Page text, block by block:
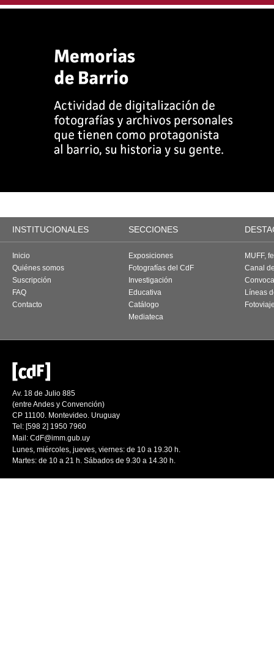
INSTITUCIONALES SECCIONES
Inicio
Quiénes somos
Suscripción
FAQ
Contacto
Exposiciones
Fotografías del CdF
Investigación
Educativa
Catálogo
Mediateca
MUFF,
Canal
Líneas
Av. 18 de Julio 885
(entre Andes y Convención)
CP 11100. Montevideo. Uruguay
Tel: [598 2] 1950 7960
Mail: CdF@imm.gub.uy
Lunes, miércoles, jueves, viernes: de 10 a 19.30 h.
Martes: de 10 a 21 h. Sábados de 9.30 a 14.30 h.